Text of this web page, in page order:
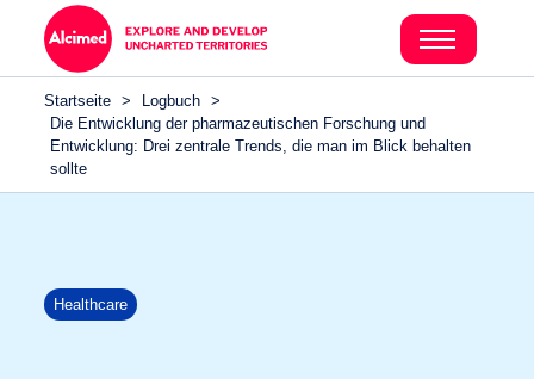
Search in content
Search in content
Startseite > Logbuch >
Die Entwicklung der pharmazeutischen Forschung und
Entwicklung: Drei zentrale Trends, die man im Blick behalten
sollte
Healthcare